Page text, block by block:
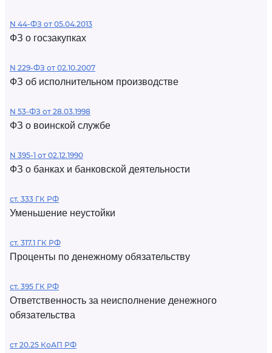
N 44-ФЗ от 05.04.2013
ФЗ о госзакупках
N 229-ФЗ от 02.10.2007
ФЗ об исполнительном производстве
N 53-ФЗ от 28.03.1998
ФЗ о воинской службе
N 395-1 от 02.12.1990
ФЗ о банках и банковской деятельности
ст. 333 ГК РФ
Уменьшение неустойки
ст. 317.1 ГК РФ
Проценты по денежному обязательству
ст. 395 ГК РФ
Ответственность за неисполнение денежного
обязательства
ст 20.25 КоАП РФ